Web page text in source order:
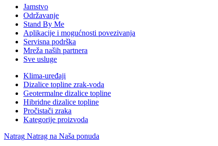
Jamstvo
Održavanje
Stand By Me
Aplikacije i mogućnosti povezivanja
Servisna podrška
Mreža naših partnera
Sve usluge
Klima-uređaji
Dizalice topline zrak-voda
Geotermalne dizalice topline
Hibridne dizalice topline
Pročistači zraka
Kategorije proizvoda
Natrag Natrag na Naša ponuda